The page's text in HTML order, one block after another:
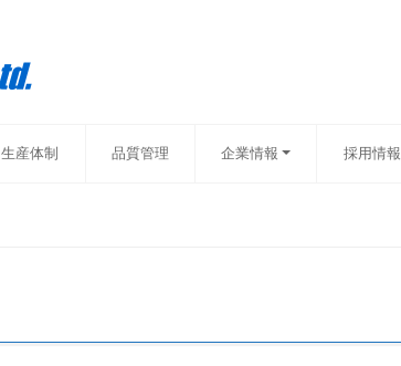
生産体制 品質管理 企業情報 採用情報